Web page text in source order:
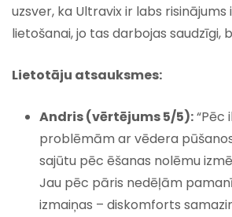
uzsver, ka Ultravix ir labs risinājums
lietošanai, jo tas darbojas saudzīgi,
Lietotāju atsauksmes:
Andris (vērtējums 5/5):“Pēc
problēmām ar vēdera
sajūtu pēc ēšanas nolēmu
Jau pēc pāris nedēļām
izmaiņas – diskomforts